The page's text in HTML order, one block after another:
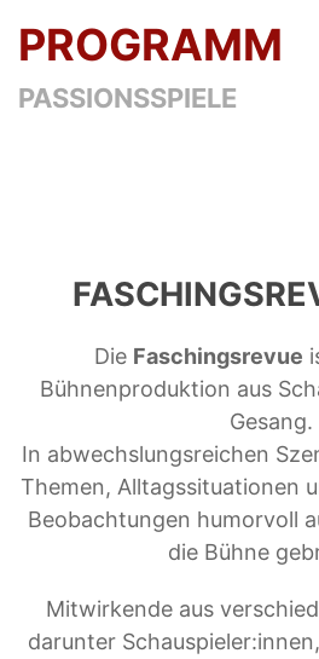
PROGRAMM
PASSIONSSPIELE
Die Faschingsrevue
Bühnenproduktion aus
Gesang.
In abwechslungsreichen
Themen, Alltagssituationen
Beobachtungen humorvoll
die Bühne
Mitwirkende aus
darunter